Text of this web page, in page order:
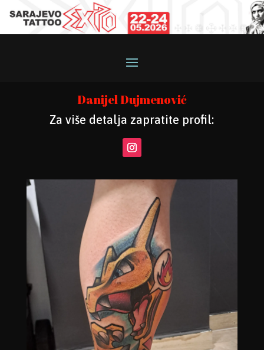
Danijel Dujmenović
Za više detalja zapratite profil: